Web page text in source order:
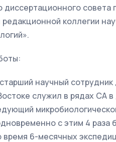
диссертационного
коллегии
старший научный
служил в рядах СА
с этим 4 раза
время 6-месячных